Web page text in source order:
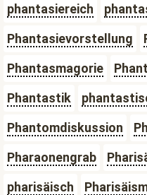
phantasiereich
Phantasievorstellung
Phantasmagorie
Phantastik
Phantomdiskussion
Pharaonengrab
pharisäisch